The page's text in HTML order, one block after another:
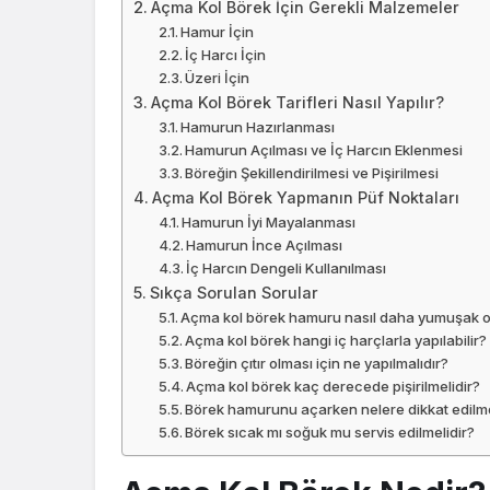
Açma Kol Börek İçin Gerekli Malzemeler
Hamur İçin
İç Harcı İçin
Üzeri İçin
Açma Kol Börek Tarifleri Nasıl Yapılır?
Hamurun Hazırlanması
Hamurun Açılması ve İç Harcın Eklenmesi
Böreğin Şekillendirilmesi ve Pişirilmesi
Açma Kol Börek Yapmanın Püf Noktaları
Hamurun İyi Mayalanması
Hamurun İnce Açılması
İç Harcın Dengeli Kullanılması
Sıkça Sorulan Sorular
Açma kol börek hamuru nasıl daha yumuşak
Açma kol börek hangi iç harçlarla yapılabilir?
Böreğin çıtır olması için ne yapılmalıdır?
Açma kol börek kaç derecede pişirilmelidir?
Börek hamurunu açarken nelere dikkat
Börek sıcak mı soğuk mu servis edilmelidir?